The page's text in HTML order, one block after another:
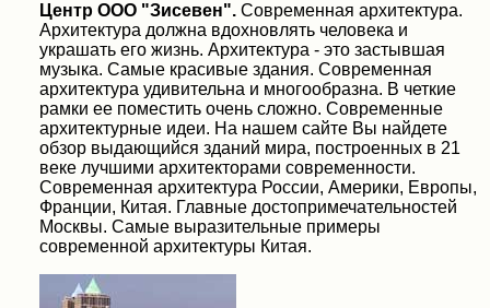
Центр ООО "Зисевен". Современная архитектура.
Архитектура должна вдохновлять человека и
украшать его жизнь. Архитектура - это застывшая
музыка. Самые красивые здания. Современная
архитектура удивительна и многообразна. В четкие
рамки ее поместить очень сложно. Современные
архитектурные идеи. На нашем сайте Вы найдете
обзор выдающийся зданий мира, построенных в 21
веке лучшими архитекторами современности.
Современная архитектура России, Америки, Европы,
Франции, Китая. Главные достопримечательностей
Москвы. Самые выразительные примеры
современной архитектуры Китая.